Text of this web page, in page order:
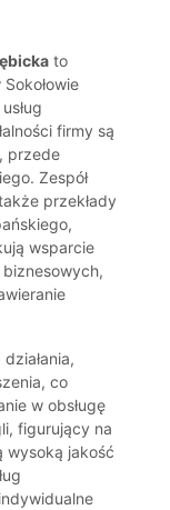
to
firmy są
przede
Zespół
przekłady
wsparcie
co
w obsługę
figurujący na
wysoką jakość